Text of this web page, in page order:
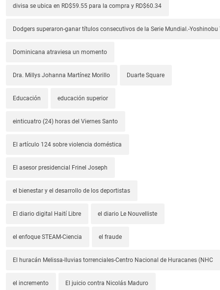
divisa se ubica en RD$59.55 para la compra y RD$60.34
Dodgers superaron-ganar títulos consecutivos de la Serie Mundial.-
Dominicana atraviesa un momento
Dra. Millys Johanna Martínez Morillo Duarte Square
Educación educación superior
einticuatro (24) horas del Viernes Santo
El artículo 124 sobre violencia doméstica
El asesor presidencial Frinel Joseph
el bienestar y el desarrollo de los deportistas
El diario digital Haití Libre el diario Le Nouvelliste
el enfoque STEAM-Ciencia el fraude
El huracán Melissa-lluvias torrenciales-Centro Nacional de Huracanes (NHC
el incremento El juicio contra Nicolás Maduro